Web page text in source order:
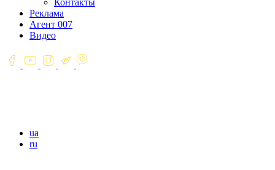
Контакты
Реклама
Агент 007
Видео
ua
ru